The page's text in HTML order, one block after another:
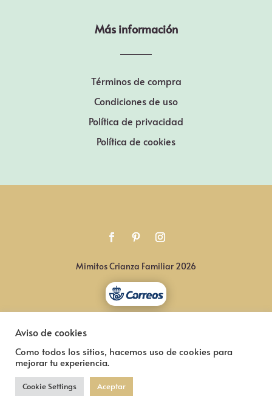
Más información
Términos de compra
Condiciones de uso
Política de privacidad
Política de cookies
Mimitos Crianza Familiar 2026
Aviso de cookies
Como todos los sitios, hacemos uso de cookies para
mejorar tu experiencia.
Cookie Settings Aceptar